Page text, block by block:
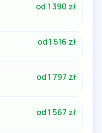
od 1 390 zł
od 1 516 zł
od 1 797 zł
od 1 567 zł